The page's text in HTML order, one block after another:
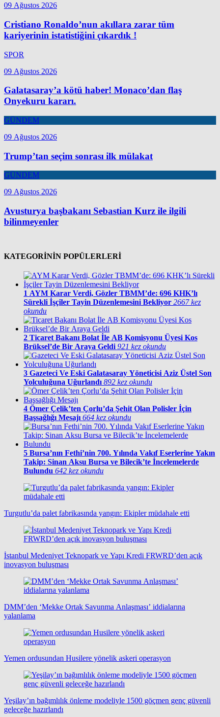
09 Ağustos 2026
Cristiano Ronaldo’nun akıllara zarar tüm
kariyerinin istatistiğini çıkardık !
SPOR
09 Ağustos 2026
Galatasaray’a kötü haber! Monaco’dan flaş
Onyekuru kararı.
GÜNDEM
09 Ağustos 2026
Trump’tan seçim sonrası ilk mülakat
GÜNDEM
09 Ağustos 2026
Avusturya başbakanı Sebastian Kurz ile ilgili
bilinmeyenler
KATEGORİNİN POPÜLERLERİ
1 AYM Karar Verdi, Gözler TBMM’de: 696 KHK’lı
Sürekli İşçiler Tayin Düzenlemesini Bekliyor 2667 kez
okundu
2 Ticaret Bakanı Bolat İle AB Komisyonu Üyesi Kos
Brüksel’de Bir Araya Geldi 921 kez okundu
3 Gazeteci Ve Eski Galatasaray Yöneticisi Aziz Üstel Son
Yolculuğuna Uğurlandı 892 kez okundu
4 Ömer Çelik’ten Çorlu’da Şehit Olan Polisler İçin
Başsağlığı Mesajı 664 kez okundu
5 Bursa’nın Fethi’nin 700. Yılında Vakıf Eserlerine Yakın
Takip: Sinan Aksu Bursa ve Bilecik’te İncelemelerde
Bulundu 642 kez okundu
Turgutlu’da palet fabrikasında yangın: Ekipler müdahale etti
İstanbul Medeniyet Teknopark ve Yapı Kredi FRWRD’den açık
inovasyon buluşması
DMM’den ‘Mekke Ortak Savunma Anlaşması’ iddialarına
yalanlama
Yemen ordusundan Husilere yönelik askeri operasyon
Yeşilay’ın bağımlılık önleme modeliyle 1500 göçmen genç güvenli
geleceğe hazırlandı